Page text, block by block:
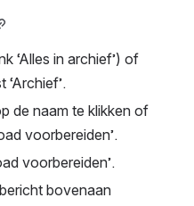
‘Alles in archief’) of
‘Archief’.
de naam te klikken of
voorbereiden’.
voorbereiden’.
bovenaan